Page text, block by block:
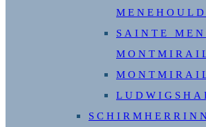
MENEHOULD
SAINTE